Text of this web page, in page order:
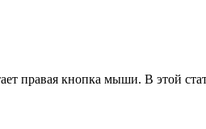
правая кнопка мыши. В этой